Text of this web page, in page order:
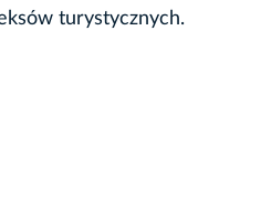
turystycznych.